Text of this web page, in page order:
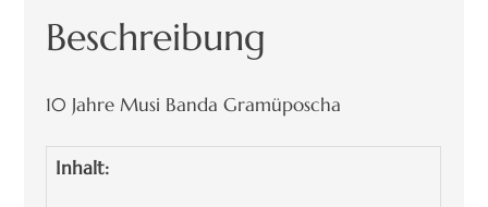
Beschreibung
10 Jahre Musi Banda Gramüposcha
Inhalt: